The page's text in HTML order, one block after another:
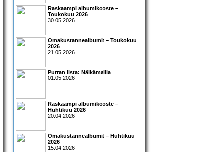
Raskaampi albumikooste –
Toukokuu 2026
30.05.2026
Omakustannealbumit – Toukokuu
2026
21.05.2026
Purran lista: Nälkämailla
01.05.2026
Raskaampi albumikooste –
Huhtikuu 2026
20.04.2026
Omakustannealbumit – Huhtikuu
2026
15.04.2026